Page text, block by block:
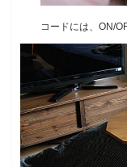
コードには、ON/